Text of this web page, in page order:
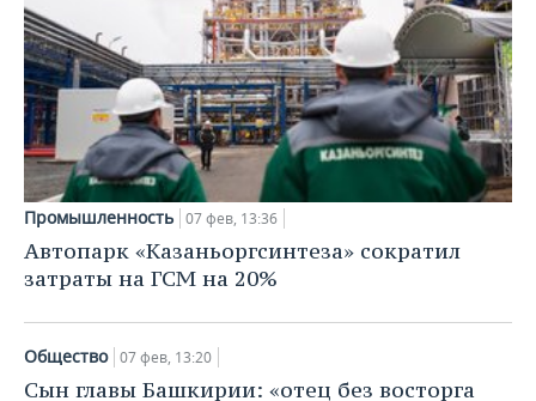
Промышленность 07 фев, 13:36
Автопарк «Казаньоргсинтеза» сократил
затраты на ГСМ на 20%
Общество 07 фев, 13:20
Сын главы Башкирии: «отец без восторга